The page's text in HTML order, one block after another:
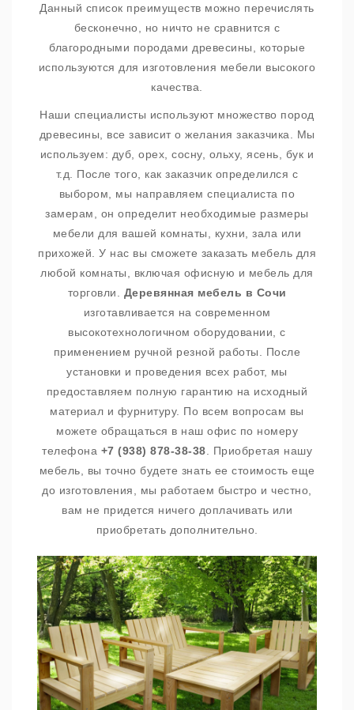
Данный список преимуществ можно перечислять
бесконечно, но ничто не сравнится с
благородными породами древесины, которые
используются для изготовления мебели высокого
качества.
Наши специалисты используют множество пород
древесины, все зависит о желания заказчика. Мы
используем: дуб, орех, сосну, ольху, ясень, бук и
т.д. После того, как заказчик определился с
выбором, мы направляем специалиста по
замерам, он определит необходимые размеры
мебели для вашей комнаты, кухни, зала или
прихожей. У нас вы сможете заказать мебель для
любой комнаты, включая офисную и мебель для
торговли. Деревянная мебель в Сочи
изготавливается на современном
высокотехнологичном оборудовании, с
применением ручной резной работы. После
установки и проведения всех работ, мы
предоставляем полную гарантию на исходный
материал и фурнитуру. По всем вопросам вы
можете обращаться в наш офис по номеру
телефона +7 (938) 878-38-38 . Приобретая нашу
мебель, вы точно будете знать ее стоимость еще
до изготовления, мы работаем быстро и честно,
вам не придется ничего доплачивать или
приобретать дополнительно.